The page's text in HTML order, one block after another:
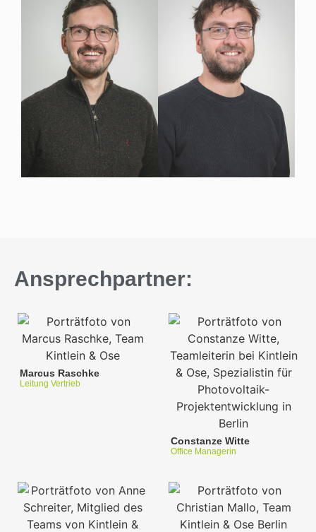
Ansprechpartner:
Marcus Raschke
Leitung Vertrieb
Constanze Witte
Office Managerin